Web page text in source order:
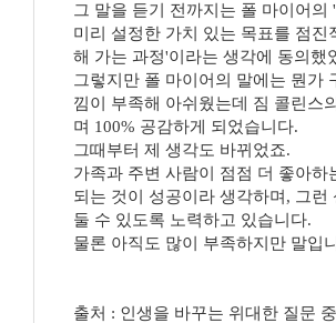
그 말을 듣기 전까지는 폴 마이어의
미리 설정한 가치 있는 목표를 점진
해 가는 과정'이라는 생각에 동의했
그렇지만 폴 마이어의 말에는 뭔가
낌이 부족해 아쉬웠는데 짐 콜린스
며 100% 공감하게 되었습니다.
그때부터 제 생각도 바뀌었죠.
가족과 주변 사람이 점점 더 좋아하
되는 것이 성공이라 생각하며, 그런
둘 수 있도록 노력하고 있습니다.
물론 아직도 많이 부족하지만 말입
출처 : 인생을 바꾸는 위대한 질문